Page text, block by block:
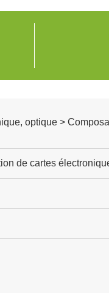
optique >
de cartes